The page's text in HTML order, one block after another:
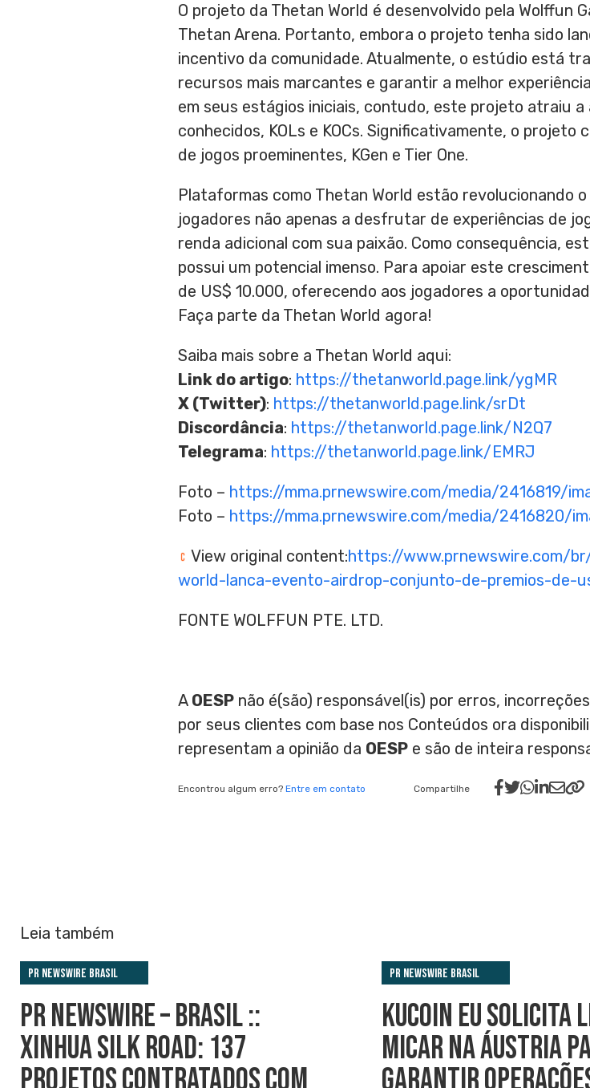
O projeto da Thetan World é desenvolvido pela Wolffun
Thetan Arena. Portanto, embora o projeto tenha sido
incentivo da comunidade. Atualmente, o estúdio está
recursos mais marcantes e garantir a melhor
em seus estágios iniciais, contudo, este projeto atraiu
conhecidos, KOLs e KOCs. Significativamente, o
de jogos proeminentes, KGen e Tier One.
Plataformas como Thetan World estão revolucionando
jogadores não apenas a desfrutar de experiências de
renda adicional com sua paixão. Como consequência,
possui um potencial imenso. Para apoiar este
de US$ 10.000, oferecendo aos jogadores a
Faça parte da Thetan World agora!
Saiba mais sobre a Thetan World aqui:
Link do artigo: https://thetanworld.page.link/ygMR
X (Twitter): https://thetanworld.page.link/srDt
Discordância: https://thetanworld.page.link/N2Q7
Telegrama: https://thetanworld.page.link/EMRJ
Foto – https://mma.prnewswire.com/media/2416819/
Foto – https://mma.prnewswire.com/media/2416820/
View original content:https://www.prnewswire.com/
world-lanca-evento-airdrop-conjunto-de-premios-de-
FONTE WOLFFUN PTE. LTD.
A OESP não é(são) responsável(is) por erros,
por seus clientes com base nos Conteúdos ora
representam a opinião da OESP e são de inteira
Encontrou algum erro? Entre em contato Compartilhe
Leia também
PR Newswire Brasil
PR NEWSWIRE – BRASIL ::
XINHUA SILK ROAD: 137
PR Newswire Brasil
KUCOIN EU SOLICITA
MICAR NA ÁUSTRIA